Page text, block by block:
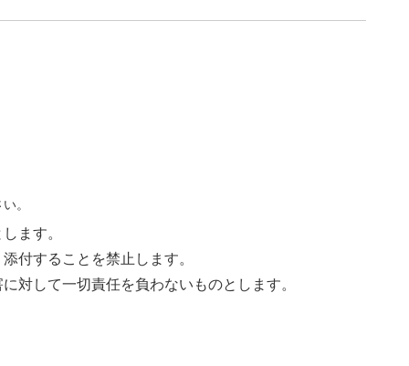
。
ます。
付することを禁止します。
対して一切責任を負わないものとします。